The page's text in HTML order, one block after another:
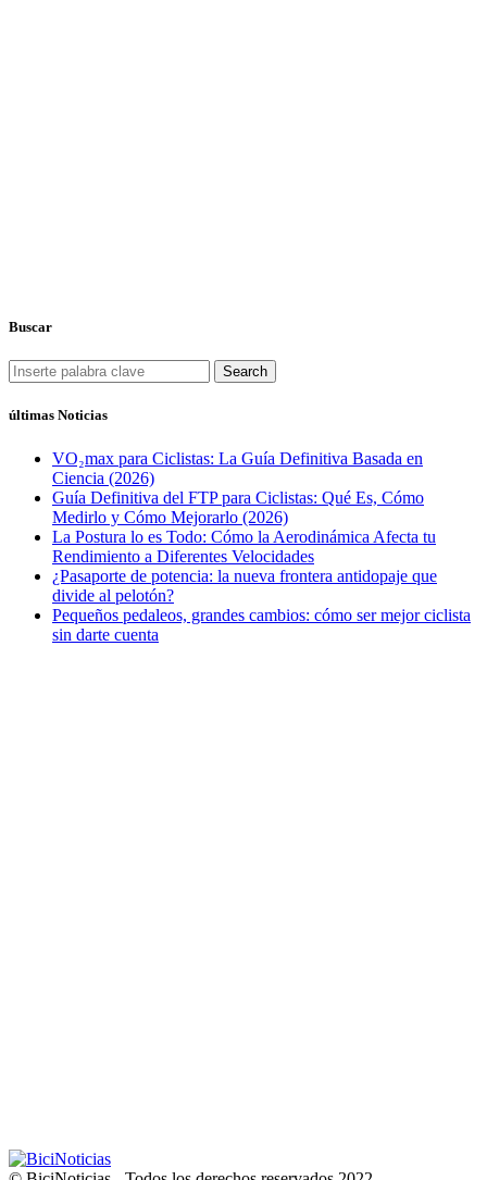
Buscar
Search
últimas Noticias
VO₂max para Ciclistas: La Guía Definitiva Basada en
Ciencia (2026)
Guía Definitiva del FTP para Ciclistas: Qué Es, Cómo
Medirlo y Cómo Mejorarlo (2026)
La Postura lo es Todo: Cómo la Aerodinámica Afecta tu
Rendimiento a Diferentes Velocidades
¿Pasaporte de potencia: la nueva frontera antidopaje que
divide al pelotón?
Pequeños pedaleos, grandes cambios: cómo ser mejor ciclista
sin darte cuenta